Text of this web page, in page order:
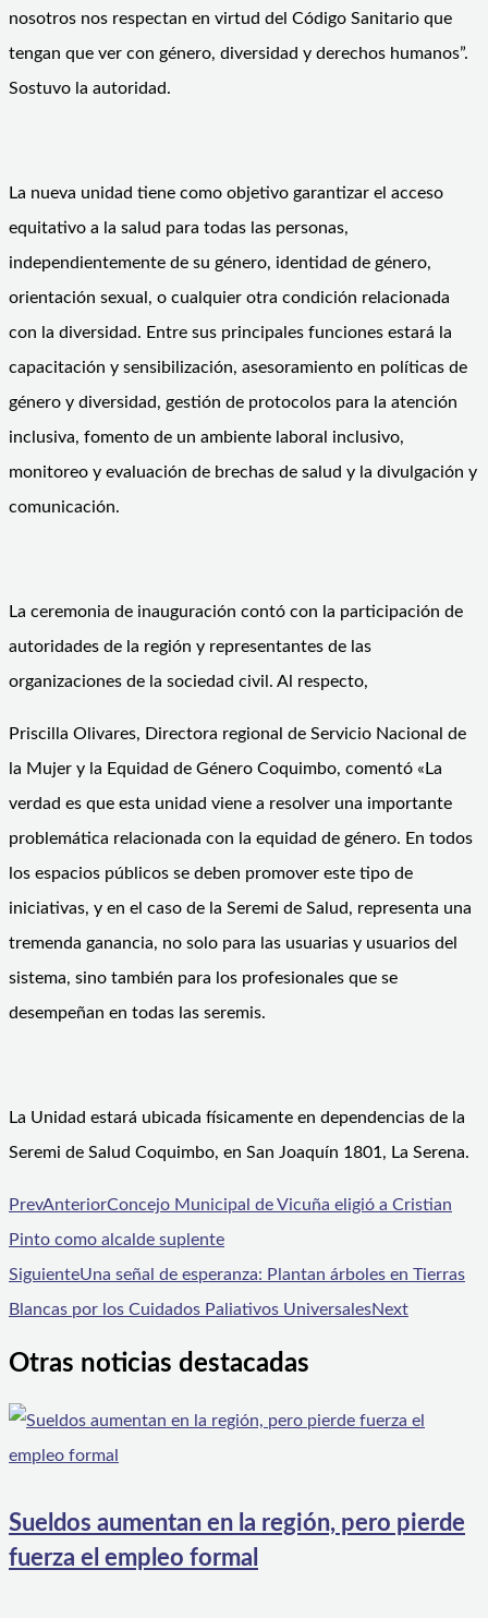
nosotros nos respectan en virtud del Código Sanitario que
tengan que ver con género, diversidad y derechos humanos”.
Sostuvo la autoridad.
La nueva unidad tiene como objetivo garantizar el acceso
equitativo a la salud para todas las personas,
independientemente de su género, identidad de género,
orientación sexual, o cualquier otra condición relacionada
con la diversidad. Entre sus principales funciones estará la
capacitación y sensibilización, asesoramiento en políticas de
género y diversidad, gestión de protocolos para la atención
inclusiva, fomento de un ambiente laboral inclusivo,
monitoreo y evaluación de brechas de salud y la divulgación y
comunicación.
La ceremonia de inauguración contó con la participación de
autoridades de la región y representantes de las
organizaciones de la sociedad civil. Al respecto,
Priscilla Olivares, Directora regional de Servicio Nacional de
la Mujer y la Equidad de Género Coquimbo, comentó «La
verdad es que esta unidad viene a resolver una importante
problemática relacionada con la equidad de género. En todos
los espacios públicos se deben promover este tipo de
iniciativas, y en el caso de la Seremi de Salud, representa una
tremenda ganancia, no solo para las usuarias y usuarios del
sistema, sino también para los profesionales que se
desempeñan en todas las seremis.
La Unidad estará ubicada físicamente en dependencias de la
Seremi de Salud Coquimbo, en San Joaquín 1801, La Serena.
PrevAnteriorConcejo Municipal de Vicuña eligió a Cristian
Pinto como alcalde suplente
SiguienteUna señal de esperanza: Plantan árboles en Tierras
Blancas por los Cuidados Paliativos UniversalesNext
Otras noticias destacadas
Sueldos aumentan en la región, pero pierde
fuerza el empleo formal